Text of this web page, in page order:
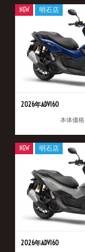
2026年ADV160
本体価格
NEW 明石店
2026年ADV160
NEW 明石店